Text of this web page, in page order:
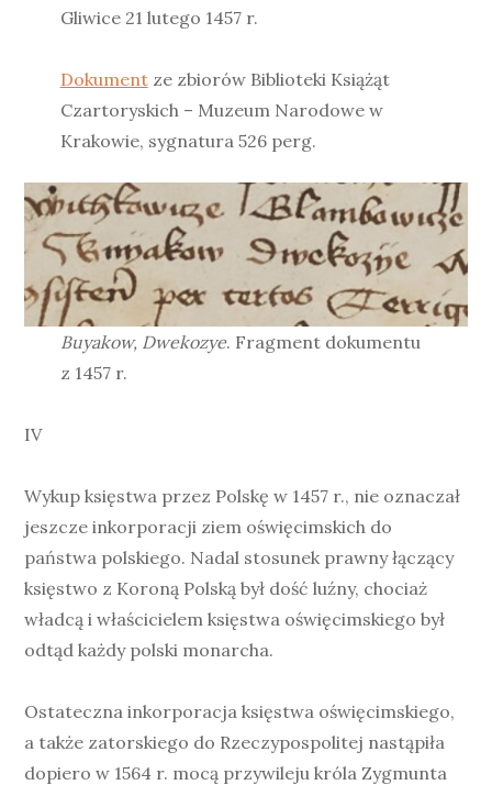
Gliwice 21 lutego 1457 r.
Dokumentze zbiorów Biblioteki Książąt
Czartoryskich – Muzeum Narodowe w
Krakowie, sygnatura 526 perg.
Buyakow, Dwekozye. Fragment dokumentu
z 1457 r.
IV
Wykup księstwa przez Polskę w 1457 r., nie oznaczał
jeszcze inkorporacji ziem oświęcimskich do
państwa polskiego. Nadal stosunek prawny łączący
księstwo z Koroną Polską był dość luźny, chociaż
władcą i właścicielem księstwa oświęcimskiego był
odtąd każdy polski monarcha.
Ostateczna inkorporacja księstwa oświęcimskiego,
a także zatorskiego do Rzeczypospolitej nastąpiła
dopiero w 1564 r. mocą przywileju króla Zygmunta